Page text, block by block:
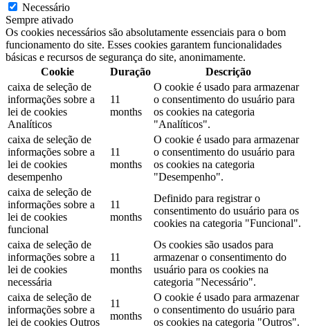
Necessário
Sempre ativado
Os cookies necessários são absolutamente essenciais para o bom
funcionamento do site. Esses cookies garantem funcionalidades
básicas e recursos de segurança do site, anonimamente.
Cookie
Duração
Descrição
caixa de seleção de
informações sobre a
lei de cookies
Analíticos
11
months
O cookie é usado para armazenar
o consentimento do usuário para
os cookies na categoria
"Analíticos".
caixa de seleção de
informações sobre a
lei de cookies
desempenho
11
months
O cookie é usado para armazenar
o consentimento do usuário para
os cookies na categoria
"Desempenho".
caixa de seleção de
informações sobre a
lei de cookies
funcional
11
months
Definido para registrar o
consentimento do usuário para os
cookies na categoria "Funcional".
caixa de seleção de
informações sobre a
lei de cookies
necessária
11
months
Os cookies são usados ​​para
armazenar o consentimento do
usuário para os cookies na
categoria "Necessário".
caixa de seleção de
informações sobre a
lei de cookies Outros
11
months
O cookie é usado para armazenar
o consentimento do usuário para
os cookies na categoria "Outros".